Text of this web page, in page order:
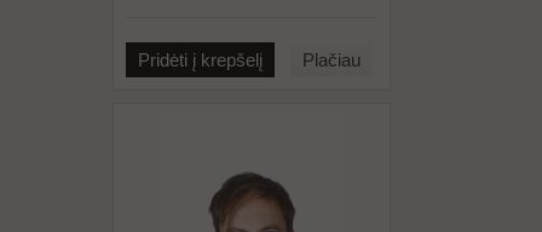
Pridėti į krepšelį Plačiau